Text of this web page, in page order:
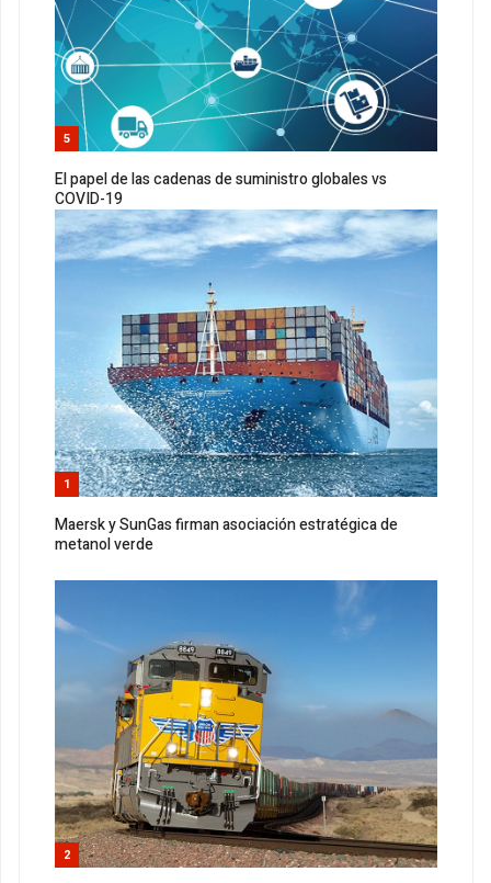
5
El papel de las cadenas de suministro globales vs
COVID-19
1
Maersk y SunGas firman asociación estratégica de
metanol verde
2